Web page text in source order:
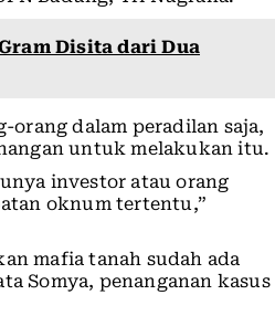
Disita dari Dua
dalam peradilan saja,
untuk melakukan itu.
investor atau orang
oknum tertentu,”
mafia tanah sudah ada
Somya, penanganan kasus